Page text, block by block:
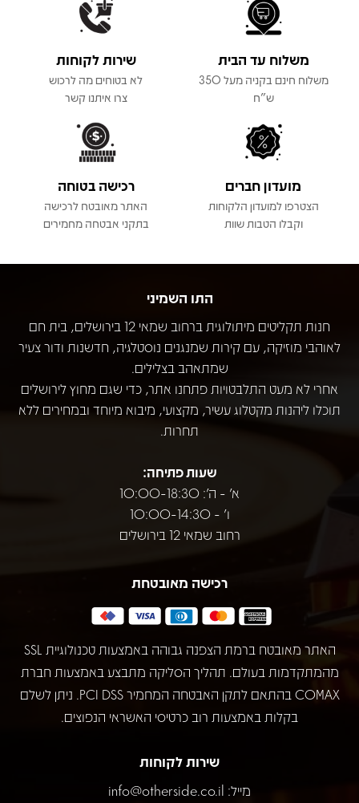
משלוח עד הבית
משלוח חינם בקניה מעל 350
ש"ח
שירות לקוחות
לא בטוחים מה לרכוש
צרו איתנו קשר
מועדון חברים
הצטרפו למועדון הלקוחות
וקבלו הטבות שוות
רכישה בטוחה
האתר מאובטח לרכישה
בתקני אבטחה מחמירים
התו השמיני
חנות תקליטים מיתולוגית ברחוב שמאי 12 בירושלים, בית חם
לאוהבי מוזיקה, עם קירות שמנגנים נוסטלגיה, חדשנות ודור צעיר
שמתאהב בצלילים.
אחרי לא מעט התלבטויות פתחנו אתר, כדי שגם מחוץ לירושלים
תוכלו ליהנות מקטלוג עשיר, מקצועי, מיבוא מיוחד ובמחירים ללא
תחרות.
שעות פתיחה:
א' - ה': 10:00-18:30
ו' - 10:00-14:30
רחוב שמאי 12 בירושלים
רכישה מאובטחת
האתר מאובטח ברמת הצפנה גבוהה באמצעות טכנולוגיית SSL
מהמתקדמות בעולם. תהליך הסליקה מתבצע באמצעות חברת
COMAX בהתאם לתקן האבטחה המחמיר PCI DSS. ניתן לשלם
בקלות באמצעות רוב כרטיסי האשראי הנפוצים.
שירות לקוחות
מייל: info@otherside.co.il